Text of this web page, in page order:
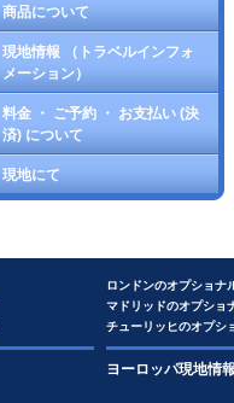
商品について
現地情報 （トラベルインフォ
メーション）
料金 ・ ご予約 ・ お支払い (決
済) について
現地にて
ロンドンのオプショナ
マドリッドのオプショ
チューリッヒのオプシ
ヨーロッパ現地情